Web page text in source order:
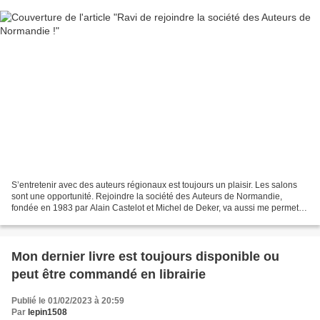
S’entretenir avec des auteurs régionaux est toujours un plaisir. Les salons
sont une opportunité. Rejoindre la société des Auteurs de Normandie,
fondée en 1983 par Alain Castelot et Michel de Deker, va aussi me permettre
Mon dernier livre est toujours disponible ou
peut être commandé en librairie
Publié le 01/02/2023 à 20:59
Par lepin1508